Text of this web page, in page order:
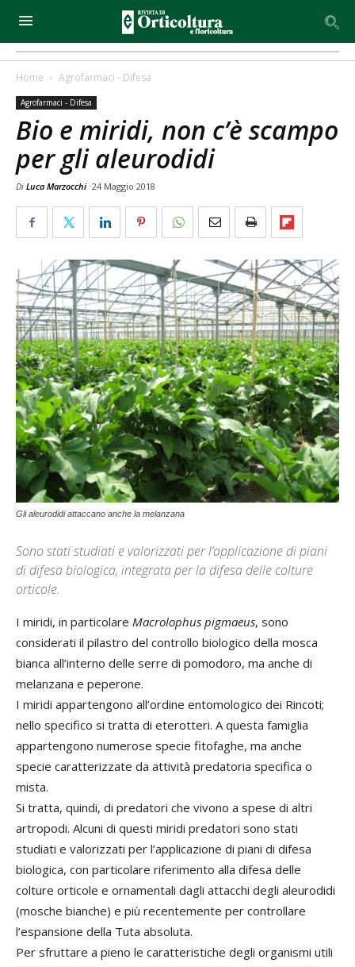
Home Agrofarmaci - Difesa
Agrofarmaci - Difesa
Bio e miridi, non c’è scampo
per gli aleurodidi
Di Luca Marzocchi 24 Maggio 2018
Gli aleurodidi attaccano anche la melanzana
Sono stati studiati e valorizzati per l’applicazione di piani
di difesa biologica, integrata per la difesa delle colture
orticole.
I miridi, in particolare Macrolophus pigmaeus, sono
considerati il pilastro del controllo biologico della mosca
bianca all’interno delle serre di pomodoro, ma anche di
melanzana e peperone.
I miridi appartengono all’ordine entomologico dei Rincoti;
nello specifico si tratta di eterotteri. A questa famiglia
appartengono numerose specie fitofaghe, ma anche
specie caratterizzate da attività predatoria specifica o
mista.
Si tratta, quindi, di predatori che vivono a spese di altri
artropodi. Alcuni di questi miridi predatori sono stati
studiati e valorizzati per l’applicazione di piani di difesa
biologica, con particolare riferimento alla difesa delle
colture orticole e ornamentali dagli attacchi degli aleurodidi
(mosche bianche) e più recentemente per controllare
l’espansione della Tuta absoluta.
Per sfruttare a pieno le caratteristiche degli organismi utili